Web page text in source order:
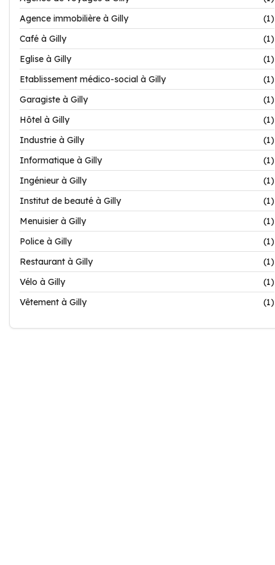
Agence immobilière à Gilly
(1)
Café à Gilly
(1)
Eglise à Gilly
(1)
Etablissement médico-social à Gilly
(1)
Garagiste à Gilly
(1)
Hôtel à Gilly
(1)
Industrie à Gilly
(1)
Informatique à Gilly
(1)
Ingénieur à Gilly
(1)
Institut de beauté à Gilly
(1)
Menuisier à Gilly
(1)
Police à Gilly
(1)
Restaurant à Gilly
(1)
Vélo à Gilly
(1)
Vêtement à Gilly
(1)